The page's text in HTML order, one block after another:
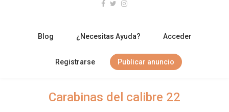
Blog ¿Necesitas Ayuda? Acceder
Registrarse Publicar anuncio
Carabinas del calibre 22